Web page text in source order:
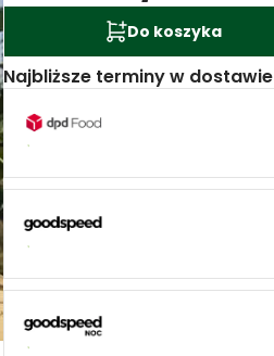
Do koszyka
Najbliższe terminy w dostawie